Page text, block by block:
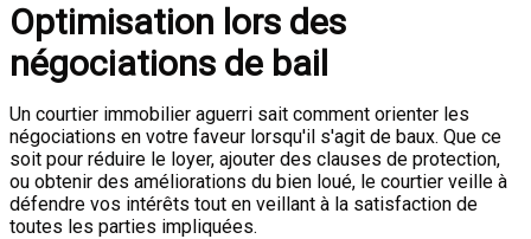
Optimisation lors des
négociations de bail
Un courtier immobilier aguerri sait comment orienter les
négociations en votre faveur lorsqu'il s'agit de baux. Que ce
soit pour réduire le loyer, ajouter des clauses de protection,
ou obtenir des améliorations du bien loué, le courtier veille à
défendre vos intérêts tout en veillant à la satisfaction de
toutes les parties impliquées.